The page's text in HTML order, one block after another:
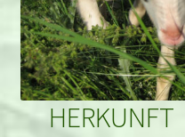
HERKUNFT